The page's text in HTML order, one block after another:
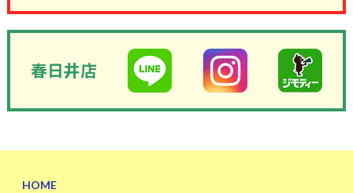
春日井店
HOME